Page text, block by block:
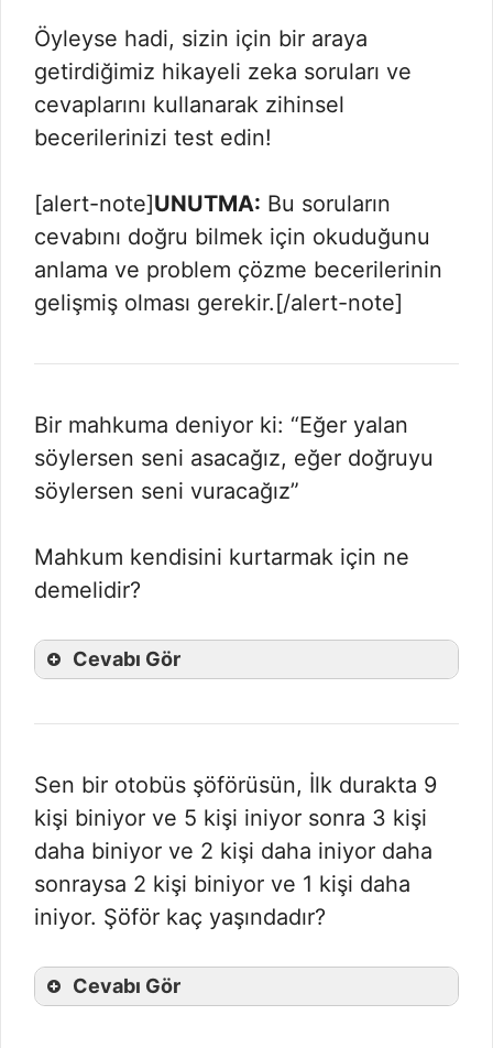
Öyleyse hadi, sizin için bir araya
getirdiğimiz hikayeli zeka soruları ve
cevaplarını kullanarak zihinsel
becerilerinizi test edin!
[alert-note]UNUTMA: Bu soruların
cevabını doğru bilmek için okuduğunu
anlama ve problem çözme becerilerinin
gelişmiş olması gerekir.[/alert-note]
Bir mahkuma deniyor ki: “Eğer yalan
söylersen seni asacağız, eğer doğruyu
söylersen seni vuracağız”
Mahkum kendisini kurtarmak için ne
demelidir?
Cevabı Gör
Sen bir otobüs şöförüsün, İlk durakta 9
kişi biniyor ve 5 kişi iniyor sonra 3 kişi
daha biniyor ve 2 kişi daha iniyor daha
sonraysa 2 kişi biniyor ve 1 kişi daha
iniyor. Şöför kaç yaşındadır?
Cevabı Gör